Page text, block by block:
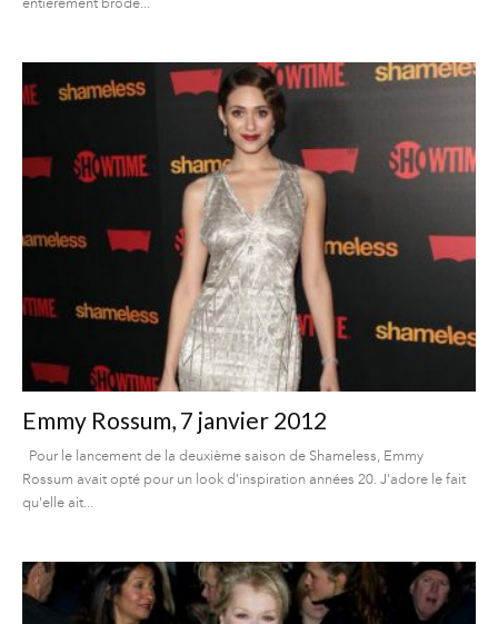
Emmy Rossum, 7 janvier 2012
Pour le lancement de la deuxième saison de Shameless, Emmy
Rossum avait opté pour un look d'inspiration années 20. J'adore le fait
qu'elle ait...